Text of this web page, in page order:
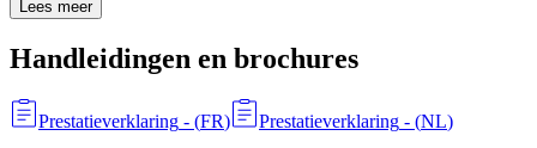
Lees meer
Handleidingen en brochures
Prestatieverklaring - (FR) Prestatieverklaring - (NL)